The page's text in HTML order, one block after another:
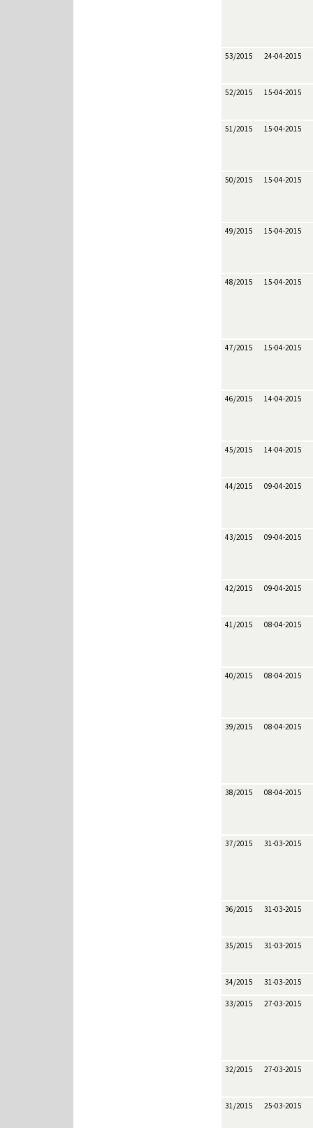
53/2015 24-04-2015
52/2015 15-04-2015
51/2015 15-04-2015
50/2015 15-04-2015
49/2015 15-04-2015
48/2015 15-04-2015
47/2015 15-04-2015
46/2015 14-04-2015
45/2015 14-04-2015
44/2015 09-04-2015
43/2015 09-04-2015
42/2015 09-04-2015
41/2015 08-04-2015
40/2015 08-04-2015
39/2015 08-04-2015
38/2015 08-04-2015
37/2015 31-03-2015
36/2015 31-03-2015
35/2015 31-03-2015
34/2015 31-03-2015
33/2015 27-03-2015
32/2015 27-03-2015
31/2015 25-03-2015